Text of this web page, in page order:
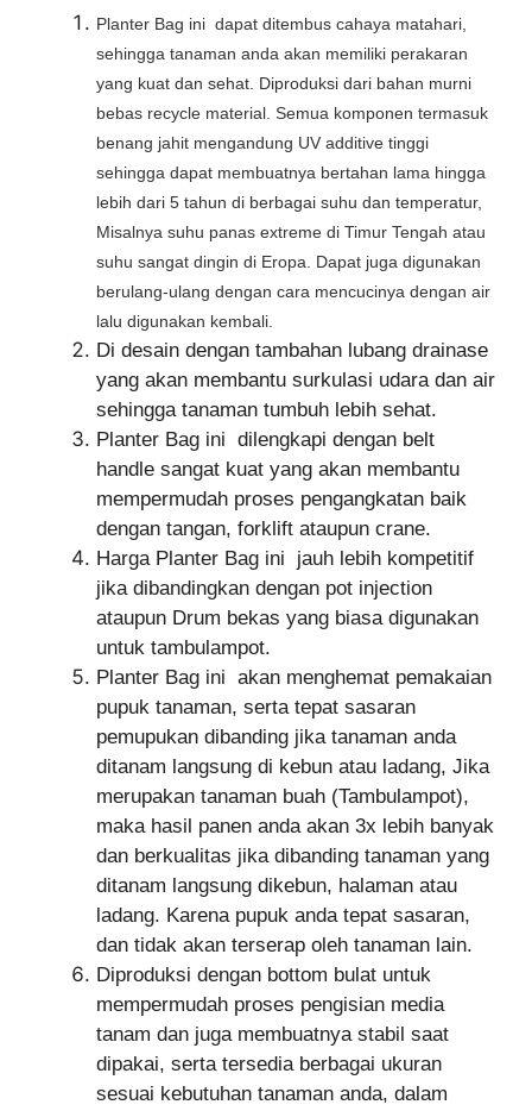
Planter Bag ini dapat ditembus cahaya matahari,
sehingga tanaman anda akan memiliki perakaran
yang kuat dan sehat. Diproduksi dari bahan murni
bebas recycle material. Semua komponen termasuk
benang jahit mengandung UV additive tinggi
sehingga dapat membuatnya bertahan lama hingga
lebih dari 5 tahun di berbagai suhu dan temperatur,
Misalnya suhu panas extreme di Timur Tengah atau
suhu sangat dingin di Eropa. Dapat juga digunakan
berulang-ulang dengan cara mencucinya dengan air
lalu digunakan kembali.
Di desain dengan tambahan lubang drainase
yang akan membantu surkulasi udara dan air
sehingga tanaman tumbuh lebih sehat.
Planter Bag ini dilengkapi dengan belt
handle sangat kuat yang akan membantu
mempermudah proses pengangkatan baik
dengan tangan, forklift ataupun crane.
Harga Planter Bag ini jauh lebih kompetitif
jika dibandingkan dengan pot injection
ataupun Drum bekas yang biasa digunakan
untuk tambulampot.
Planter Bag ini akan menghemat pemakaian
pupuk tanaman, serta tepat sasaran
pemupukan dibanding jika tanaman anda
ditanam langsung di kebun atau ladang, Jika
merupakan tanaman buah (Tambulampot),
maka hasil panen anda akan 3x lebih banyak
dan berkualitas jika dibanding tanaman yang
ditanam langsung dikebun, halaman atau
ladang. Karena pupuk anda tepat sasaran,
dan tidak akan terserap oleh tanaman lain.
Diproduksi dengan bottom bulat untuk
mempermudah proses pengisian media
tanam dan juga membuatnya stabil saat
dipakai, serta tersedia berbagai ukuran
sesuai kebutuhan tanaman anda, dalam